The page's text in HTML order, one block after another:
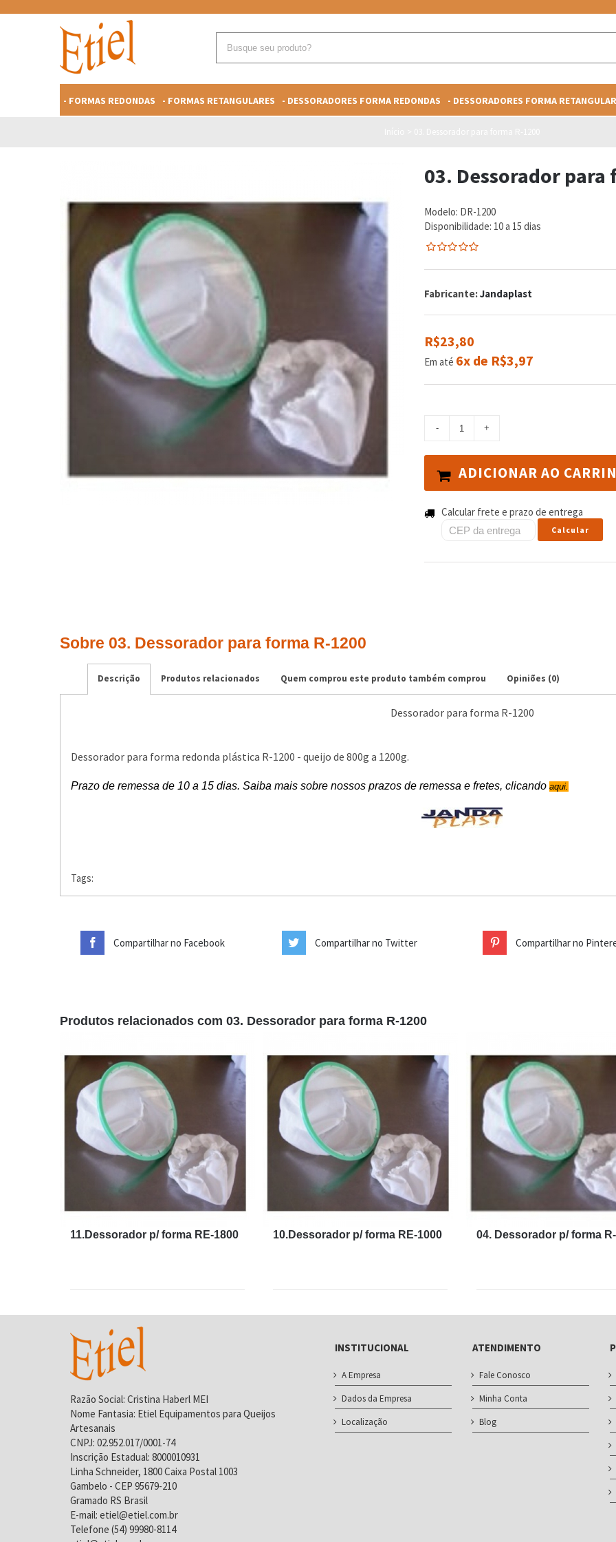
- FORMAS REDONDAS - FORMAS RETANGULARES - DESSORADORES FORMA REDONDAS - DESSORADORES FORMA
03. Dessorador para
Modelo: DR-1200
Disponibilidade: 10 a 15 dias
de
reviews
Fabricante:Jandaplast
R$23,80
Em até 6x de R$3,97
ADICIONAR AO
Calcular frete e prazo de entrega
Calcular
Sobre 03. Dessorador para forma R-1200
Descrição Produtos relacionados Quem comprou este produto também comprou Opiniões (0)
Dessorador para forma R-1200
Dessorador para forma redonda plástica R-1200 - queijo de 800g a 1200g.
Prazo de remessa de 10 a 15 dias. Saiba mais sobre nossos prazos de remessa e fretes, clicando aqui.
Tags:
Compartilhar no Facebook Compartilhar no Twitter Compartilhar no
Produtos relacionados com 03. Dessorador para forma R-1200
11.Dessorador p/ forma RE-1800 10.Dessorador p/ forma RE-1000 04. Dessorador p/ forma
Razão Social: Cristina Haberl MEI
Nome Fantasia: Etiel Equipamentos para Queijos
Artesanais
CNPJ: 02.952.017/0001-74
Inscrição Estadual: 8000010931
Linha Schneider, 1800 Caixa Postal 1003
Gambelo - CEP 95679-210
Gramado RS Brasil
E-mail: etiel@etiel.com.br
Telefone (54) 99980-8114
INSTITUCIONAL
A Empresa
Dados da Empresa
Localização
ATENDIMENTO
Fale Conosco
Minha Conta
Blog